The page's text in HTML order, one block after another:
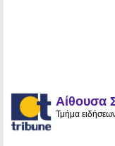
Αίθουσα
Τμήμα